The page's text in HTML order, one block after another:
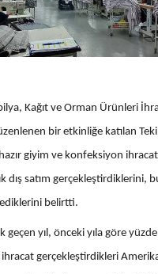
Kağıt ve Orman Ürünleri
bir etkinliğe katılan
giyim ve konfeksiyon
dış satım gerçekleştirdiklerini,
belirtti.
geçen yıl, önceki yıla göre
gerçekleştirdikleri